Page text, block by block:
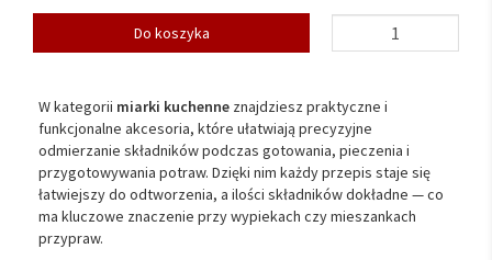
Do koszyka
W kategorii miarki kuchenne znajdziesz praktyczne i
funkcjonalne akcesoria, które ułatwiają precyzyjne
odmierzanie składników podczas gotowania, pieczenia i
przygotowywania potraw. Dzięki nim każdy przepis staje się
łatwiejszy do odtworzenia, a ilości składników dokładne — co
ma kluczowe znaczenie przy wypiekach czy mieszankach
przypraw.